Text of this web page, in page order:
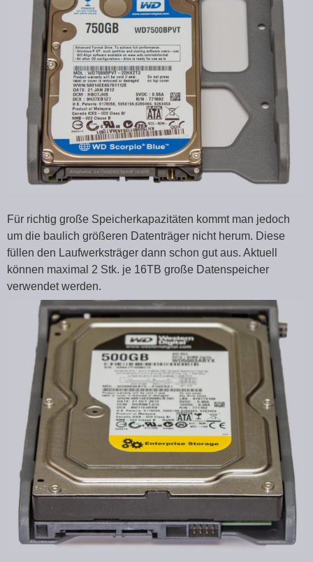
Für richtig große Speicherkapazitäten kommt man jedoch
um die baulich größeren Datenträger nicht herum. Diese
füllen den Laufwerksträger dann schon gut aus. Aktuell
können maximal 2 Stk. je 16TB große Datenspeicher
verwendet werden.